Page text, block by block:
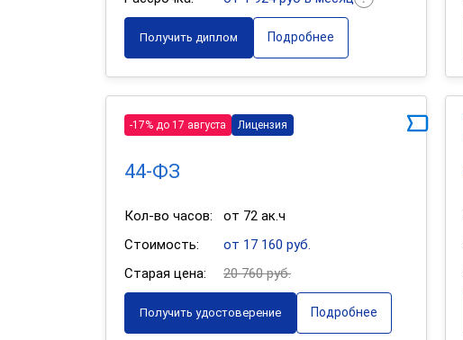
Получить диплом Подробнее
-17% до 17 августа Лицензия
44-ФЗ
Кол-во часов:
от 72 ак.ч
Стоимость:
от 17 160 руб.
Старая цена:
20 760 руб.
Получить удостоверение Подробнее